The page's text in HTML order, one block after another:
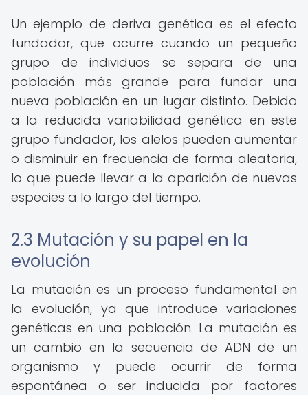
Un ejemplo de deriva genética es el efecto
fundador, que ocurre cuando un pequeño
grupo de individuos se separa de una
población más grande para fundar una
nueva población en un lugar distinto. Debido
a la reducida variabilidad genética en este
grupo fundador, los alelos pueden aumentar
o disminuir en frecuencia de forma aleatoria,
lo que puede llevar a la aparición de nuevas
especies a lo largo del tiempo.
2.3 Mutación y su papel en la
evolución
La mutación es un proceso fundamental en
la evolución, ya que introduce variaciones
genéticas en una población. La mutación es
un cambio en la secuencia de ADN de un
organismo y puede ocurrir de forma
espontánea o ser inducida por factores